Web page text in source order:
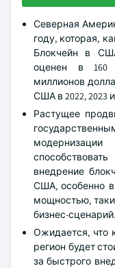
Северная
году, которая,
Блокчейн в
оценен в 160
миллионов
США в 2022, 2023
Растущее
модернизации
внедрение
США, особенно в
мощностью,
бизнес-сценарий.
Ожидается, что
регион будет
за быстрого